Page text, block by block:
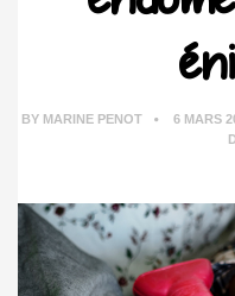
BY MARINE PENOT 6 MARS